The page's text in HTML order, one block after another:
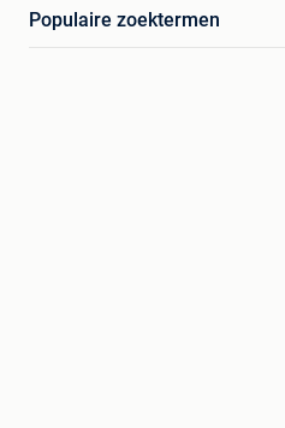
Populaire zoektermen